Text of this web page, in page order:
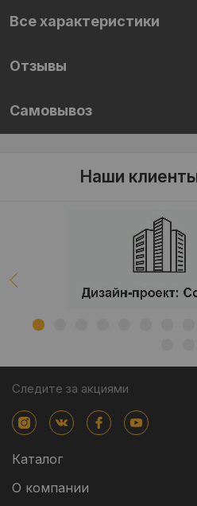
Все характеристики
Отзывы
Самовывоз
Наши
Следите за акциями
Каталог
О компании